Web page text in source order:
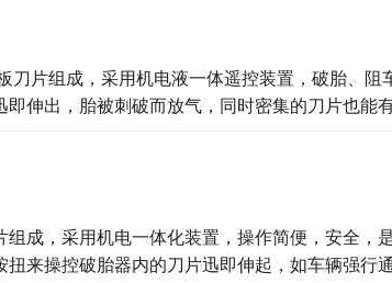
刀片组成，采用机电液一体遥控装置，破胎、
即伸出，胎被刺破而放气，同时密集的刀片也
组成，采用机电一体化装置，操作简便，安全，
扭来操控破胎器内的刀片迅即伸起，如车辆强